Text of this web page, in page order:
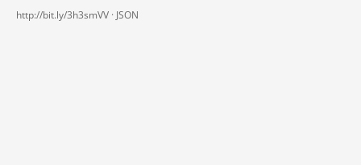
http://bit.ly/3h3smVV · JSON